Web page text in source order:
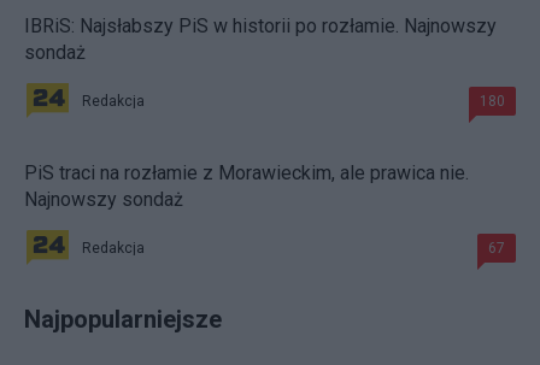
IBRiS: Najsłabszy PiS w historii po rozłamie. Najnowszy
sondaż
Redakcja 180
PiS traci na rozłamie z Morawieckim, ale prawica nie.
Najnowszy sondaż
Redakcja 67
Najpopularniejsze